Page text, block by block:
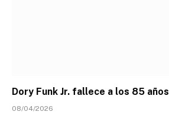
Dory Funk Jr. fallece a los 85 años
08/04/2026